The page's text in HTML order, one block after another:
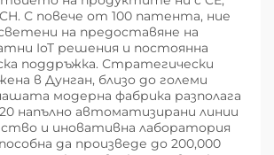
С повече от 100 патента, ние
на предоставяне на
IoT решения и постоянна
поддръжка. Стратегически
в Дунган, близо до големи
модерна фабрика разполага
напълно автоматизирани линии
и иновативна лаборатория
да произведе до 200,000